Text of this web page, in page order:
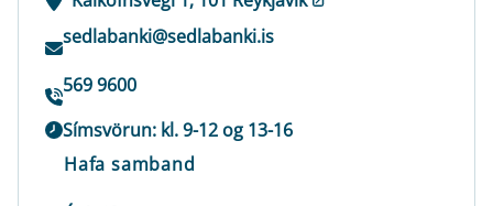
sedlabanki@sedlabanki.is
569 9600
Símsvörun: kl. 9-12 og 13-16
Hafa samband